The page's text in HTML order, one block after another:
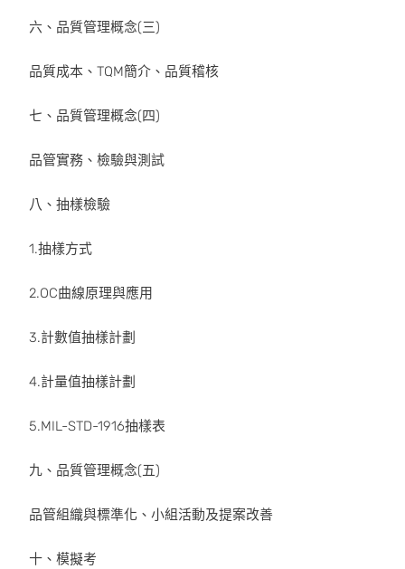
六、品質管理概念(三)
品質成本、TQM簡介、品質稽核
七、品質管理概念(四)
品管實務、檢驗與測試
八、抽樣檢驗
1.抽樣方式
2.OC曲線原理與應用
3.計數值抽樣計劃
4.計量值抽樣計劃
5.MIL-STD-1916抽樣表
九、品質管理概念(五)
品管組織與標準化、小組活動及提案改善
十、模擬考